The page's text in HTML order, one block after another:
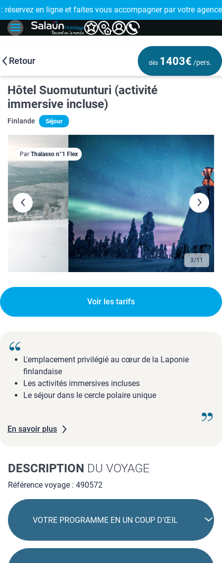
!
: réservez en ligne et faites vous accompagner par votre
🤩
Retour dès 1403€ /pers.
Hôtel Suomutunturi (activité
immersive incluse)
Finlande Séjour
3/11
Par Thalasso n°1 Flex
Voir les tarifs
L'emplacement privilégié au cœur de la Laponie
finlandaise
Les activités immersives incluses
Le séjour dans le cercle polaire unique
En savoir plus
DESCRIPTION DU VOYAGE
Référence voyage : 490572
VOTRE PROGRAMME EN UN COUP D'ŒIL